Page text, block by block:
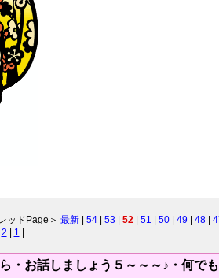
ッドPage＞ 最新| 54| 53 52| 51 50| 49 48|
2 1
・お話しましょう５～～～♪・何で